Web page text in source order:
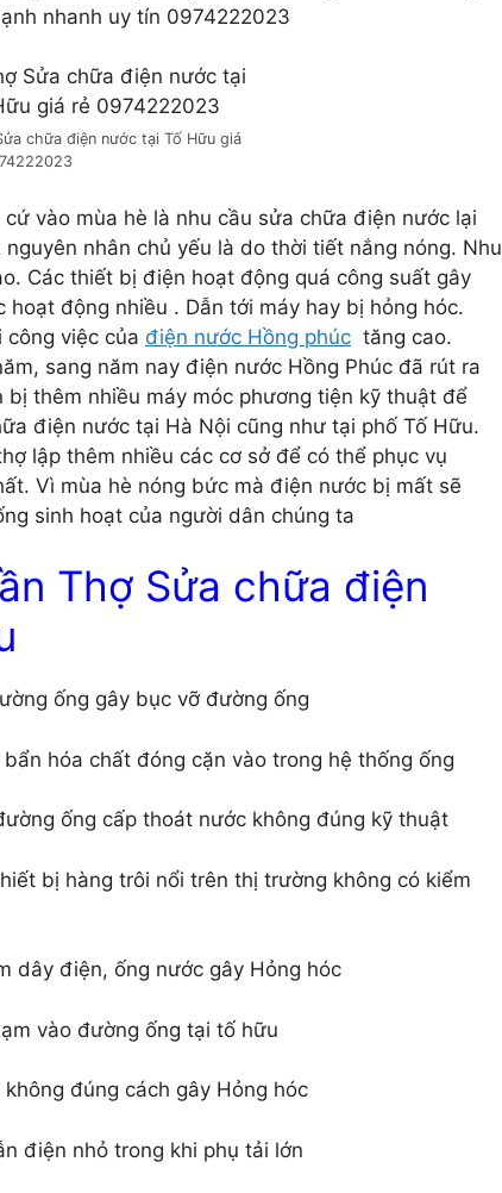
nhanh uy tín 0974222023
chữa điện nước tại Tố Hữu giá
vào mùa hè là nhu cầu sửa chữa điện nước lại
nhân chủ yếu là do thời tiết nắng nóng. Nhu
Các thiết bị điện hoạt động quá công suất gây
động nhiều . Dẫn tới máy hay bị hỏng hóc.
việc của điện nước Hồng phúc tăng cao.
sang năm nay điện nước Hồng Phúc đã rút ra
bị thêm nhiều máy móc phương tiện kỹ thuật để
điện nước tại Hà Nội cũng như tại phố Tố Hữu.
lập thêm nhiều các cơ sở để có thể phục vụ
Vì mùa hè nóng bức mà điện nước bị mất sẽ
sinh hoạt của người dân chúng ta
Thợ Sửa chữa điện
ống gây bục vỡ đường ống
hóa chất đóng cặn vào trong hệ thống ống
ống cấp thoát nước không đúng kỹ thuật
bị hàng trôi nổi trên thị trường không có kiểm
dây điện, ống nước gây Hỏng hóc
vào đường ống tại tố hữu
đúng cách gây Hỏng hóc
điện nhỏ trong khi phụ tải lớn